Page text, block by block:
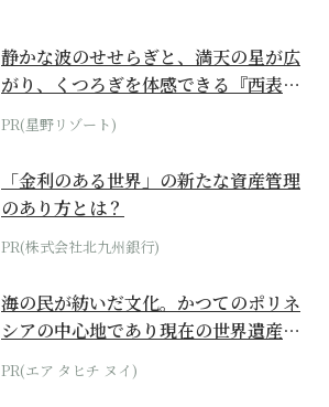
静かな波のせせらぎと、満天の星が広
がり、くつろぎを体感できる『西表島
ホテル by...
PR(星野リゾート)
「金利のある世界」の新たな資産管理
のあり方とは？
PR(株式会社北九州銀行)
海の民が紡いだ文化。かつてのポリネ
シアの中心地であり現在の世界遺産か
らみえてくる...
PR(エア タヒチ ヌイ)